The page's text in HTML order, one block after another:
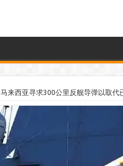
马来西亚寻求300公里反舰导弹以取代